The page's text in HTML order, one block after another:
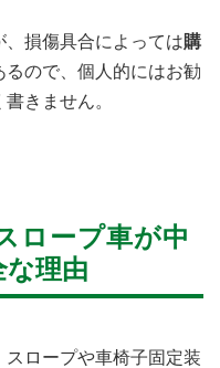
損傷具合によっては購
るので、個人的にはお勧
きません。
ロープ車が中
な理由
スロープや車椅子固定装